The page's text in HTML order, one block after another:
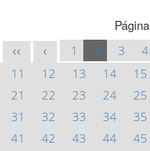
Página
<< < 1 2 3 4
11
12 13 14 15
21
22 23 24 25
31
32 33 34 35
41
42 43 44 45